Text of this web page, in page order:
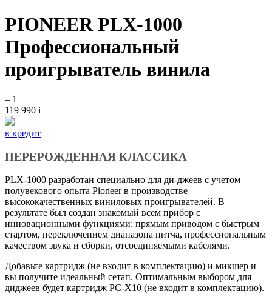
PIONEER PLX-1000
Профессиональный
проигрыватель винила
– 1 +
119 990 i
в кредит
ПЕРЕРОЖДЕННАЯ КЛАССИКА
PLX-1000 разработан специально для ди-джеев с учетом
полувекового опыта Pioneer в производстве
высококачественных виниловых проигрывателей. В
результате был создан знакомый всем прибор с
инновационными функциями: прямым приводом с быстрым
стартом, переключением диапазона питча, профессиональным
качеством звука и сборки, отсоединяемыми кабелями.
Добавьте картридж (не входит в комплектацию) и микшер и
вы получите идеальный сетап. Оптимальным выбором для
диджеев будет картридж PC-X10 (не входит в комплектацию).